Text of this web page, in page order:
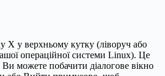
X у верхньому кутку (ліворуч або
операційної системи Linux). Це
можете побачити діалогове вікно